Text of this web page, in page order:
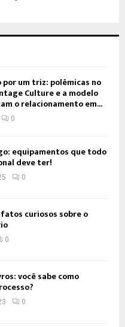
um triz: polêmicas no
Culture e a modelo
o relacionamento em...
0
equipamentos que todo
deve ter!
0
curiosos sobre o
0
você sabe como
0